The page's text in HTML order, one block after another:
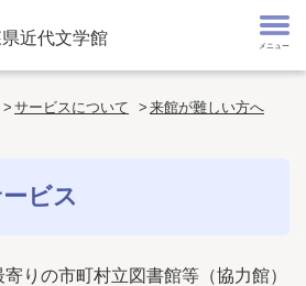
近代文学館 メニュー
サービスについて
来館が難しい方へ
ビス
りの市町村立図書館等（協力館）